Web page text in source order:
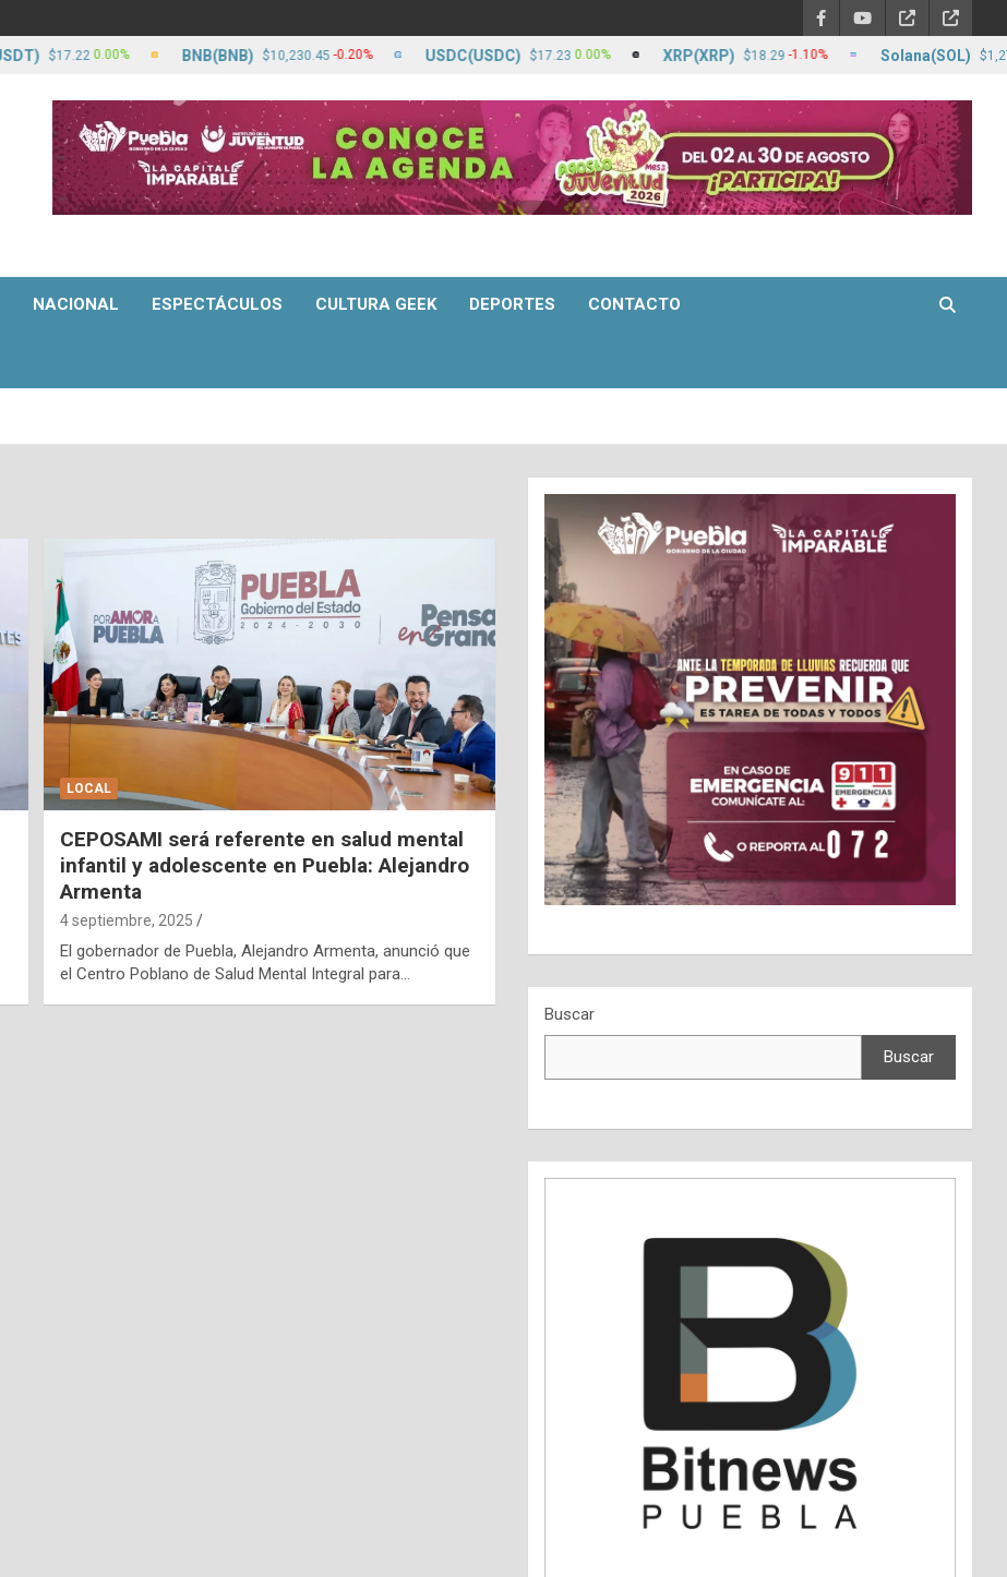
NACIONAL ESPECTÁCULOS CULTURA GEEK DEPORTES CONTACTO
LOCAL
CEPOSAMI será referente en salud mental
infantil y adolescente en Puebla: Alejandro
Armenta
4 septiembre, 2025
El gobernador de Puebla, Alejandro Armenta, anunció que
el Centro Poblano de Salud Mental Integral para…
Buscar
Buscar
$17.22 0.00% BNB(BNB) $10,230.45 -0.20% USDC(USDC) $17.23 0.00% XRP(XRP) $18.29 -1.10% Solana(SOL) $1,275.90